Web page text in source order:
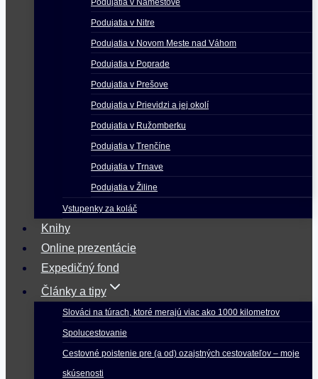
Podujatia v Námestove
Podujatia v Nitre
Podujatia v Novom Meste nad Váhom
Podujatia v Poprade
Podujatia v Prešove
Podujatia v Prievidzi a jej okolí
Podujatia v Ružomberku
Podujatia v Trenčíne
Podujatia v Trnave
Podujatia v Žiline
Vstupenky za koláč
Knihy
Online prezentácie
Expedičný fond
Články a tipy
Slováci na túrach, ktoré merajú viac ako 1000 kilometrov
Spolucestovanie
Cestovné poistenie pre (a od) ozajstných cestovateľov – moje
skúsenosti